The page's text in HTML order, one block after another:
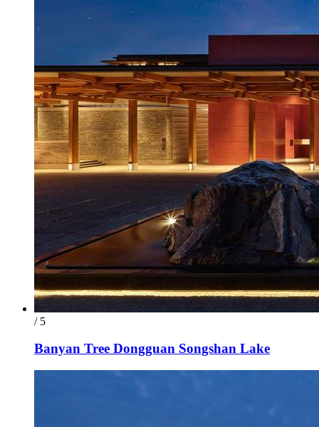
/ 5
Banyan Tree Dongguan Songshan Lake